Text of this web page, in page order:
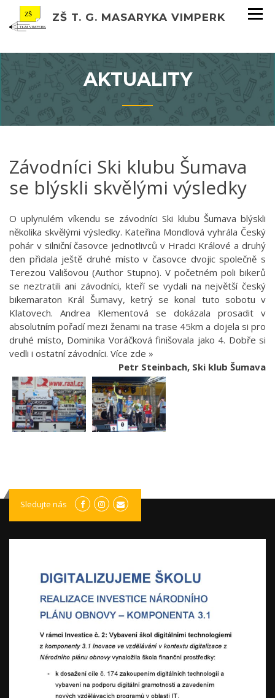
ZŠ T. G. MASARYKA VIMPERK
AKTUALITY
Závodníci Ski klubu Šumava
se blýskli skvělými výsledky
O uplynulém víkendu se závodníci Ski klubu Šumava blýskli
několika skvělými výsledky. Kateřina Mondlová vyhrála Český
pohár v silniční časovce jednotlivců v Hradci Králové a druhý
den přidala ještě druhé místo v časovce dvojic společně s
Terezou Vališovou (Author Stupno). V početném poli bikerů
se neztratili ani závodníci, kteří se vydali na největší český
bikemaraton Král Šumavy, ketrý se konal tuto sobotu v
Klatovech. Andrea Klementová se dokázala prosadit v
absolutním pořadí mezi ženami na trase 45km a dojela si pro
druhé místo, Dominika Voráčková finišovala jako 4. Dobře si
vedli i ostatní závodníci. Více zde »
Petr Steinbach, Ski klub Šumava
Sledujte nás